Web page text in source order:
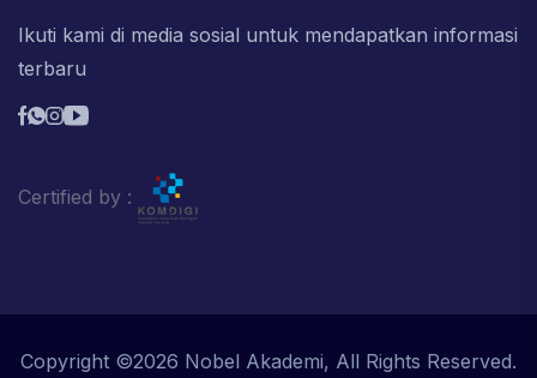
Ikuti kami di media sosial untuk mendapatkan informasi
terbaru
Certified by :
Copyright ©2026 Nobel Akademi, All Rights Reserved.